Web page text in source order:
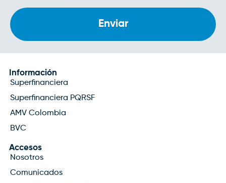
Información
Superfinanciera
Superfinanciera PQRSF
AMV Colombia
BVC
Accesos
Nosotros
Comunicados